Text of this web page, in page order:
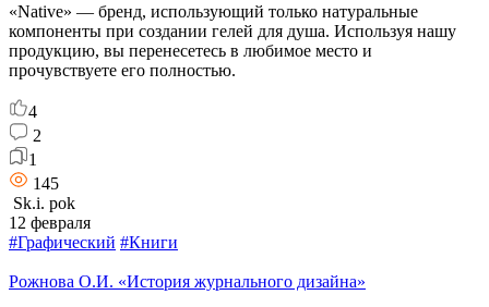
«Native» — бренд, использующий только натуральные
компоненты при создании гелей для душа. Используя нашу
продукцию, вы перенесетесь в любимое место и
прочувствуете его полностью.
4
2
1
145
Sk.i. pok
12 февраля
#Графический #Книги
Рожнова О.И. «История журнального дизайна»